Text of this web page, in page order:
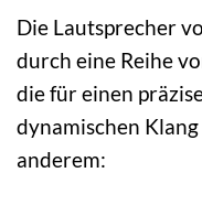
Die Lautsprecher
durch eine Reihe
die für einen
dynamischen
anderem: